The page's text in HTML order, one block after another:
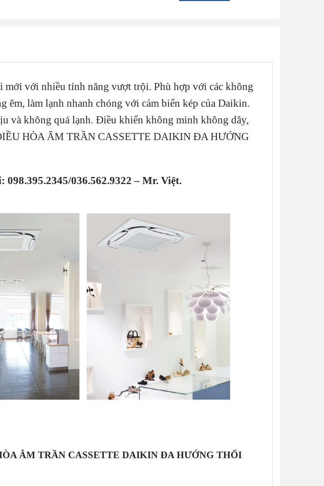
mới với nhiều tính năng vượt trội. Phù hợp với các không
êm, làm lạnh nhanh chóng với cảm biến kép của Daikin.
và không quá lạnh. Điều khiển không minh không dây,
HÒA ÂM TRẦN CASSETTE DAIKIN ĐA HƯỚNG
036.562.9322 – Mr. Việt.
ÂM TRẦN CASSETTE DAIKIN ĐA HƯỚNG THỔI